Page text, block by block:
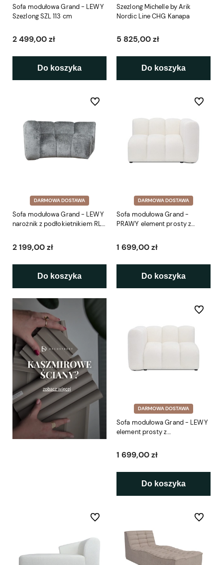
Sofa modułowa Grand - LEWY
Szezlong SZL 113 cm
2 499,00 zł
Do koszyka
Szezlong Michelle by Arik
Nordic Line CHG Kanapa
5 825,00 zł
Do koszyka
DARMOWA DOSTAWA
Sofa modułowa Grand - LEWY
narożnik z podłokietnikiem RL
2 199,00 zł
Do koszyka
Do ulubionych
DARMOWA DOSTAWA
Sofa modułowa Grand -
PRAWY element prosty z
1 699,00 zł
Do koszyka
Do
DARMOWA DOSTAWA
Sofa modułowa Grand - LEWY
element prosty z
1 699,00 zł
Do koszyka
Do
Do ulubionych Do